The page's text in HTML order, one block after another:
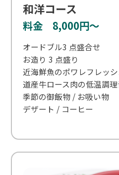
和洋コース
料金 8,000円～
オードブル3 点盛合せ
お造り 3 点盛り
近海鮮魚のポワレフレッ
道産牛ロース肉の低温調
季節の御飯物 / お吸い物
デザート / コーヒー